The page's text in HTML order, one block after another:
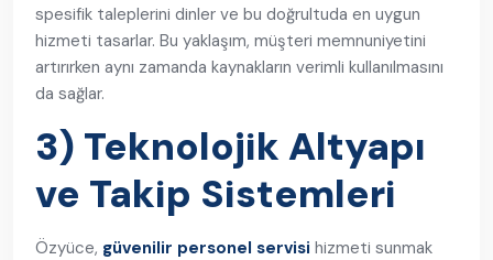
spesifik taleplerini dinler ve bu doğrultuda en uygun
hizmeti tasarlar. Bu yaklaşım, müşteri memnuniyetini
artırırken aynı zamanda kaynakların verimli kullanılmasını
da sağlar.
3) Teknolojik Altyapı
ve Takip Sistemleri
Özyüce, güvenilir personel servisi hizmeti sunmak